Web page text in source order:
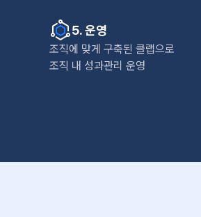
5. 운영
조직에 맞게 구축된 클랩으로
조직 내 성과관리 운영